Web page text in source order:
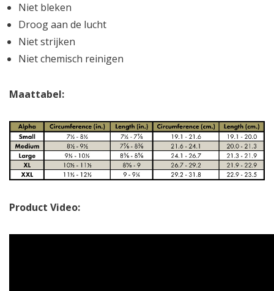
Niet bleken
Droog aan de lucht
Niet strijken
Niet chemisch reinigen
Maattabel:
Product Video: